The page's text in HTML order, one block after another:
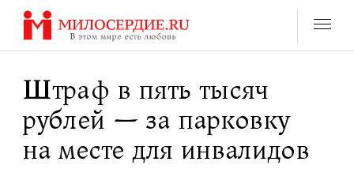
Перейти
содержанию
Штраф в пять тысяч
рублей — за парковку
на месте для инвалидов